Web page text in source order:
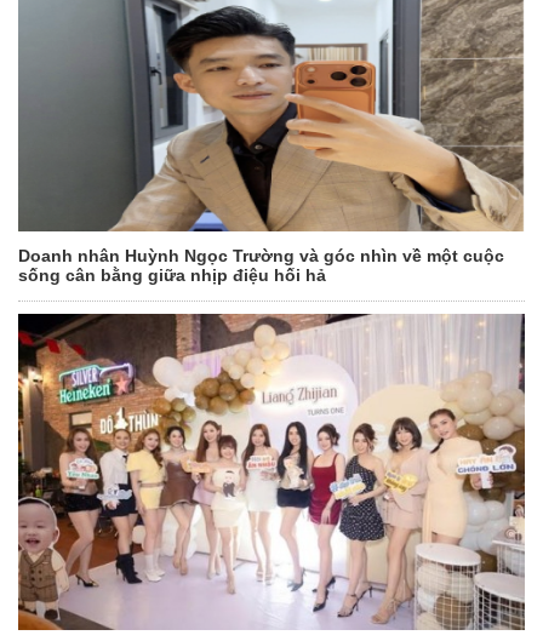
Doanh nhân Huỳnh Ngọc Trường và góc nhìn về một cuộc
sống cân bằng giữa nhịp điệu hối hả